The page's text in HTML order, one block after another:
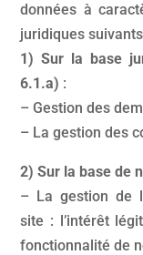
données à
juridiques
1) Sur la base
6.1.a) :
– Gestion des
– La gestion des
2) Sur la base de
– La gestion de
site : l’intérêt
fonctionnalité de